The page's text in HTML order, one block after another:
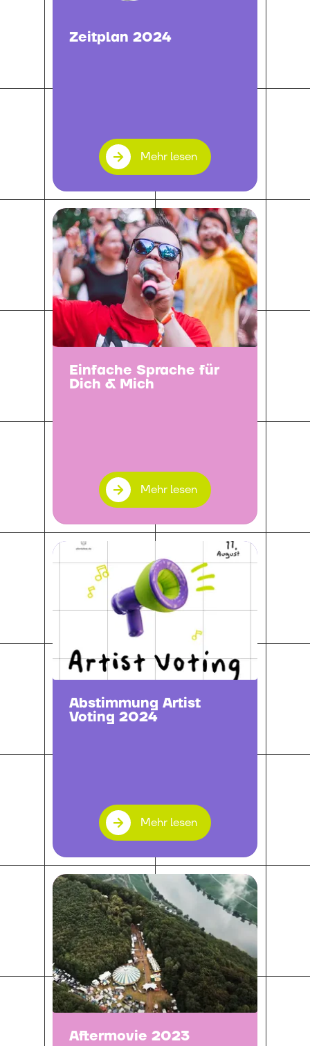
Zeitplan 2024
Mehr lesen
Einfache Sprache für
Dich & Mich
Mehr lesen
Abstimmung Artist
Voting 2024
Mehr lesen
Aftermovie 2023